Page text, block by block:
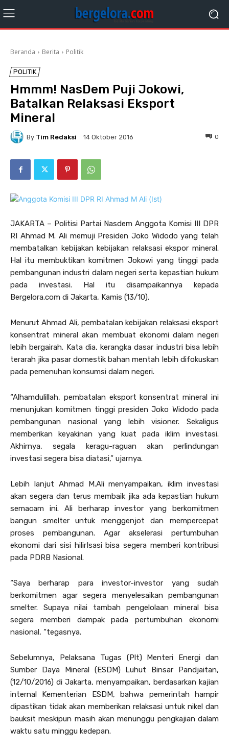
Beranda Berita Politik
POLITIK
Hmmm! NasDem Puji Jokowi,
Batalkan Relaksasi Eksport
Mineral
By Tim Redaksi 14 Oktober 2016 0
JAKARTA – Politisi Partai Nasdem Anggota Komisi III DPR
RI Ahmad M. Ali memuji Presiden Joko Widodo yang telah
membatalkan kebijakan kebijakan relaksasi ekspor mineral.
Hal itu membuktikan komitmen Jokowi yang tinggi pada
pembangunan industri dalam negeri serta kepastian hukum
pada investasi. Hal itu disampaikannya kepada
Bergelora.com di Jakarta, Kamis (13/10).
Menurut Ahmad Ali, pembatalan kebijakan relaksasi eksport
konsentrat mineral akan membuat ekonomi dalam negeri
lebih bergairah. Kata dia, kerangka dasar industri bisa lebih
terarah jika pasar domestik bahan mentah lebih difokuskan
pada pemenuhan konsumsi dalam negeri.
“Alhamdulillah, pembatalan eksport konsentrat mineral ini
menunjukan komitmen tinggi presiden Joko Widodo pada
pembangunan nasional yang lebih visioner. Sekaligus
memberikan keyakinan yang kuat pada iklim investasi.
Akhirnya, segala keragu-raguan akan perlindungan
investasi segera bisa diatasi,” ujarnya.
Lebih lanjut Ahmad M.Ali menyampaikan, iklim investasi
akan segera dan terus membaik jika ada kepastian hukum
semacam ini. Ali berharap investor yang berkomitmen
bangun smelter untuk menggenjot dan mempercepat
proses pembangunan. Agar akselerasi pertumbuhan
ekonomi dari sisi hilirIsasi bisa segera memberi kontribusi
pada PDRB Nasional.
“Saya berharap para investor-investor yang sudah
berkomitmen agar segera menyelesaikan pembangunan
smelter. Supaya nilai tambah pengelolaan mineral bisa
segera memberi dampak pada pertumbuhan ekonomi
nasional, “tegasnya.
Sebelumnya, Pelaksana Tugas (Plt) Menteri Energi dan
Sumber Daya Mineral (ESDM) Luhut Binsar Pandjaitan,
(12/10/2016) di Jakarta, menyampaikan, berdasarkan kajian
internal Kementerian ESDM, bahwa pemerintah hampir
dipastikan tidak akan memberikan relaksasi untuk nikel dan
bauksit meskipun masih akan menunggu pengkajian dalam
waktu satu minggu kedepan.